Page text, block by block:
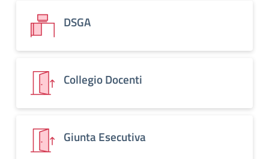
DSGA
Collegio Docenti
Giunta Esecutiva